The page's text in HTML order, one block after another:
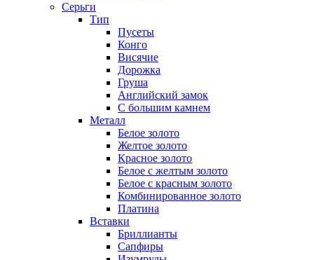
Серьги
Тип
Пусеты
Конго
Висячие
Дорожка
Груша
Английский замок
С большим камнем
Металл
Белое золото
Желтое золото
Красное золото
Белое с желтым золото
Белое с красным золото
Комбинированное золото
Платина
Вставки
Бриллианты
Сапфиры